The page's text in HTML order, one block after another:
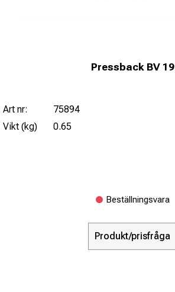
Pressback BV 19
Art nr:
75894
Vikt (kg)
0.65
Beställningsvara
Produkt/prisfråga